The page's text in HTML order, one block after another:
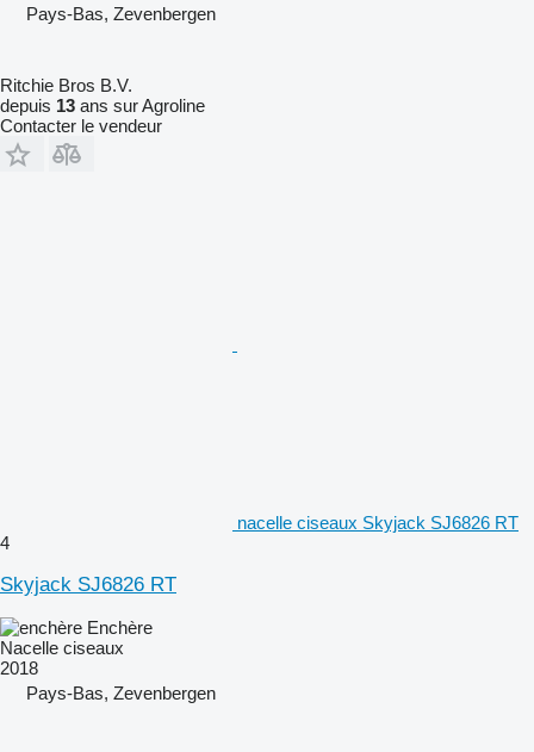
Pays-Bas, Zevenbergen
Ritchie Bros B.V.
depuis 13 ans sur Agroline
Contacter le vendeur
nacelle ciseaux Skyjack SJ6826 RT
4
Skyjack SJ6826 RT
Enchère
Nacelle ciseaux
2018
Pays-Bas, Zevenbergen